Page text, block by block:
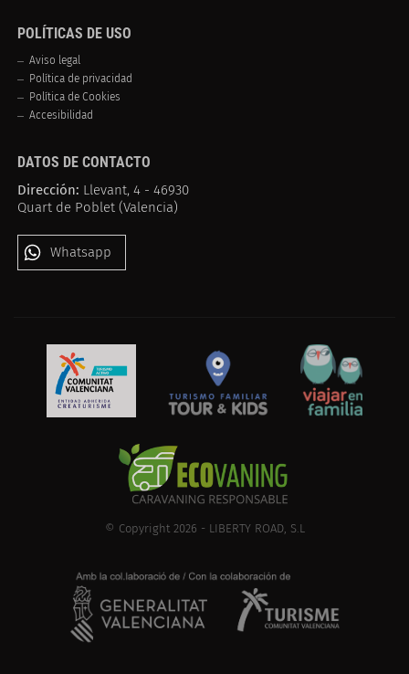
POLÍTICAS DE USO
Aviso legal
Política de privacidad
Política de Cookies
Accesibilidad
DATOS DE CONTACTO
Dirección: Llevant, 4 - 46930
Quart de Poblet (Valencia)
Whatsapp
© Copyright 2026 - LIBERTY ROAD, S.L